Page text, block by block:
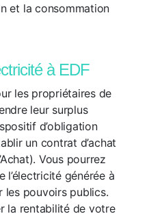
et la consommation
à EDF
les propriétaires de
leur surplus
d’obligation
un contrat d’achat
Vous pourrez
l’électricité générée à
les pouvoirs publics.
la rentabilité de votre